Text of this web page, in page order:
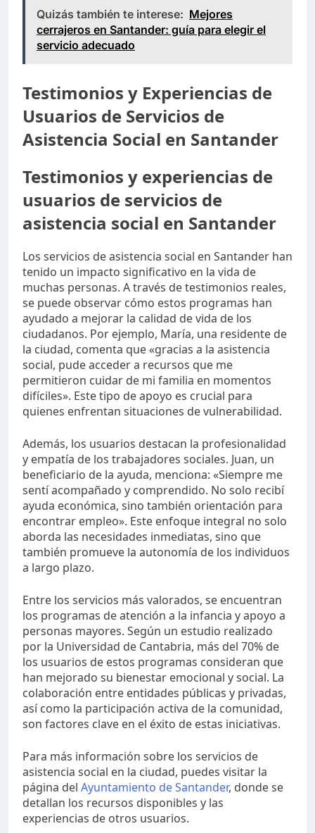
Quizás también te interese: Mejores
cerrajeros en Santander: guía para elegir el
servicio adecuado
Testimonios y Experiencias de
Usuarios de Servicios de
Asistencia Social en Santander
Testimonios y experiencias de
usuarios de servicios de
asistencia social en Santander
Los servicios de asistencia social en Santander han
tenido un impacto significativo en la vida de
muchas personas. A través de testimonios reales,
se puede observar cómo estos programas han
ayudado a mejorar la calidad de vida de los
ciudadanos. Por ejemplo, María, una residente de
la ciudad, comenta que «gracias a la asistencia
social, pude acceder a recursos que me
permitieron cuidar de mi familia en momentos
difíciles». Este tipo de apoyo es crucial para
quienes enfrentan situaciones de vulnerabilidad.
Además, los usuarios destacan la profesionalidad
y empatía de los trabajadores sociales. Juan, un
beneficiario de la ayuda, menciona: «Siempre me
sentí acompañado y comprendido. No solo recibí
ayuda económica, sino también orientación para
encontrar empleo». Este enfoque integral no solo
aborda las necesidades inmediatas, sino que
también promueve la autonomía de los individuos
a largo plazo.
Entre los servicios más valorados, se encuentran
los programas de atención a la infancia y apoyo a
personas mayores. Según un estudio realizado
por la Universidad de Cantabria, más del 70% de
los usuarios de estos programas consideran que
han mejorado su bienestar emocional y social. La
colaboración entre entidades públicas y privadas,
así como la participación activa de la comunidad,
son factores clave en el éxito de estas iniciativas.
Para más información sobre los servicios de
asistencia social en la ciudad, puedes visitar la
página del Ayuntamiento de Santander, donde se
detallan los recursos disponibles y las
experiencias de otros usuarios.